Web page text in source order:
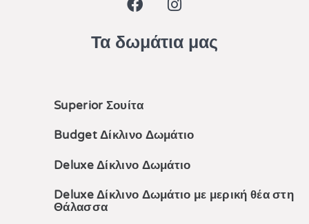
Τα δωμάτια μας
Superior Σουίτα
Budget Δίκλινο Δωμάτιο
Deluxe Δίκλινο Δωμάτιο
Deluxe Δίκλινο Δωμάτιο με μερική θέα στη
Θάλασσα